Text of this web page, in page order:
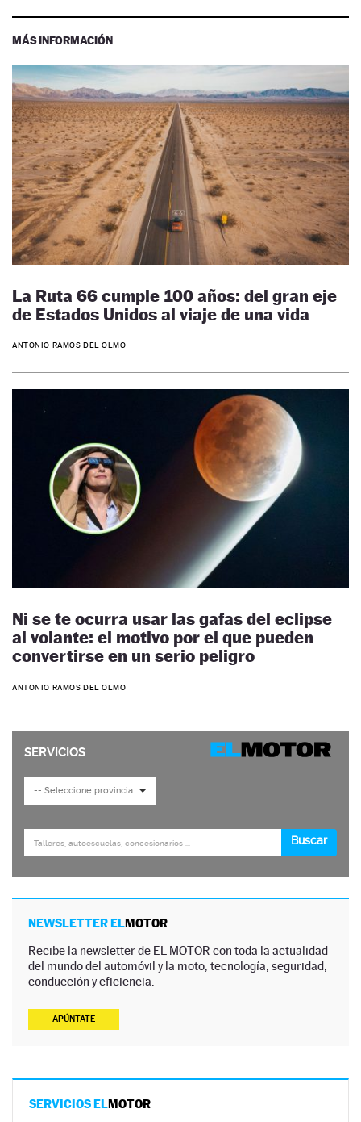
MÁS INFORMACIÓN
La Ruta 66 cumple 100 años: del gran eje
de Estados Unidos al viaje de una vida
ANTONIO RAMOS DEL OLMO
Ni se te ocurra usar las gafas del eclipse
al volante: el motivo por el que pueden
convertirse en un serio peligro
ANTONIO RAMOS DEL OLMO
NEWSLETTER ELMOTOR
Recibe la newsletter de EL MOTOR con toda la actualidad
del mundo del automóvil y la moto, tecnología, seguridad,
conducción y eficiencia.
APÚNTATE
SERVICIOS ELMOTOR